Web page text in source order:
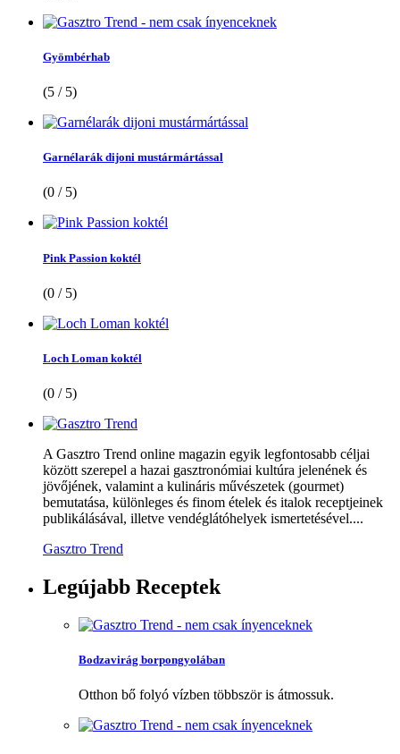
Gyömbérhab
(5 / 5)
Garnélarák dijoni mustármártással
(0 / 5)
Pink Passion koktél
(0 / 5)
Loch Loman koktél
(0 / 5)
A Gasztro Trend online magazin egyik legfontosabb céljai
között szerepel a hazai gasztronómiai kultúra jelenének és
jövőjének, valamint a kulináris művészetek (gourmet)
bemutatása, különleges és finom ételek és italok receptjeinek
publikálásával, illetve vendéglátóhelyek ismertetésével....
Gasztro Trend
Legújabb Receptek
Bodzavirág borpongyolában
Otthon bő folyó vízben többször is átmossuk.